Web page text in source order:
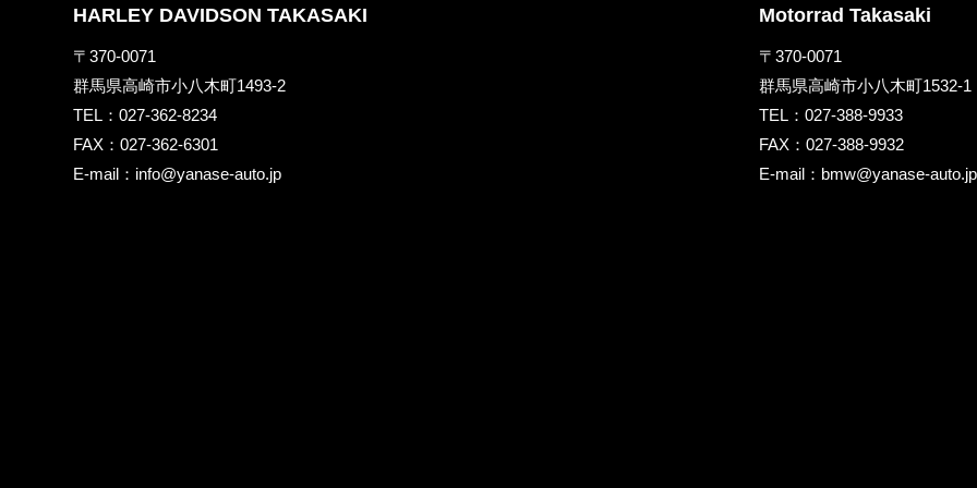
HARLEY DAVIDSON TAKASAKI
〒370-0071
群馬県高崎市小八木町1493-2
TEL：027-362-8234
FAX：027-362-6301
E-mail： info@yanase-auto.jp
Motorrad Takasaki
〒370-0071
群馬県高崎市小八木町1532-1
TEL：027-388-9933
FAX：027-388-9932
E-mail： bmw@yanase-auto.jp